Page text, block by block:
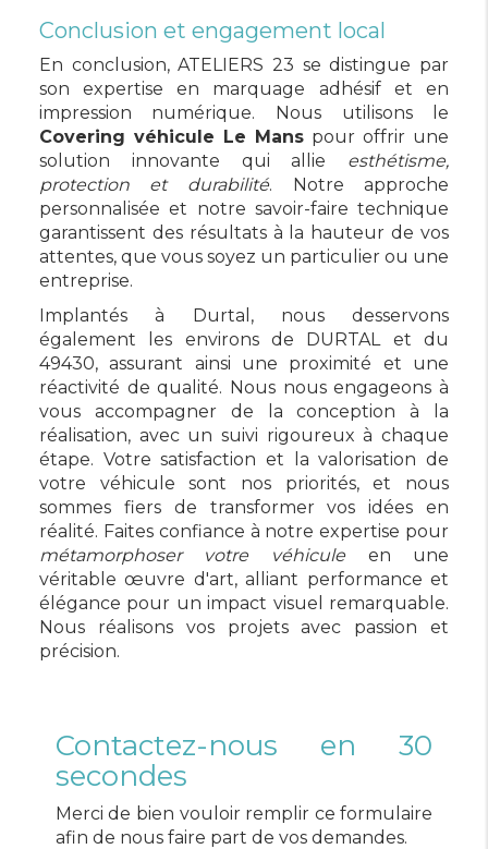
Conclusion et engagement local
En conclusion, ATELIERS 23 se distingue par
son expertise en marquage adhésif et en
impression numérique. Nous utilisons le
Covering véhicule Le Mans pour offrir une
solution innovante qui allie esthétisme,
protection et durabilité. Notre approche
personnalisée et notre savoir-faire technique
garantissent des résultats à la hauteur de vos
attentes, que vous soyez un particulier ou une
entreprise.
Implantés à Durtal, nous desservons
également les environs de DURTAL et du
49430, assurant ainsi une proximité et une
réactivité de qualité. Nous nous engageons à
vous accompagner de la conception à la
réalisation, avec un suivi rigoureux à chaque
étape. Votre satisfaction et la valorisation de
votre véhicule sont nos priorités, et nous
sommes fiers de transformer vos idées en
réalité. Faites confiance à notre expertise pour
métamorphoser votre véhicule en une
véritable œuvre d'art, alliant performance et
élégance pour un impact visuel remarquable.
Nous réalisons vos projets avec passion et
précision.
Contactez-nous en 30
secondes
Merci de bien vouloir remplir ce formulaire
afin de nous faire part de vos demandes.